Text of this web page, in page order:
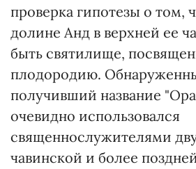
проверка гипотезы о том,
долине Анд в верхней ее
быть святилище,
плодородию.
получивший название
очевидно использовался
священнослужителями
чавинской и более